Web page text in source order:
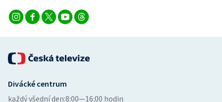
Divácké centrum
každý všední den:8:00—16:00 hodin